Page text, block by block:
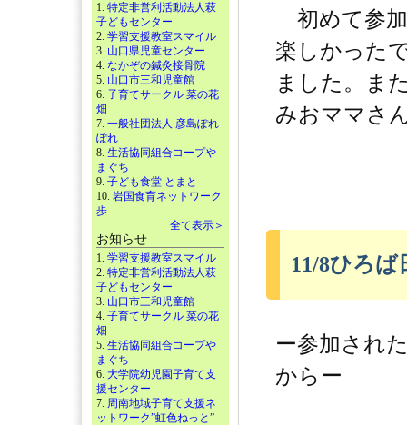
1. 特定非営利活動法人萩
子どもセンター
2. 学習支援教室スマイル
3. 山口県児童センター
4. なかぞの鍼灸接骨院
5. 山口市三和児童館
6. 子育てサークル 菜の花
畑
7. 一般社団法人 彦島ぽれ
ぽれ
8. 生活協同組合コープや
まぐち
9. 子ども食堂 とまと
10. 岩国食育ネットワーク
歩
全て表示＞
お知らせ
1. 学習支援教室スマイル
2. 特定非営利活動法人萩
子どもセンター
3. 山口市三和児童館
4. 子育てサークル 菜の花
畑
5. 生活協同組合コープや
まぐち
6. 大学院幼児園子育て支
援センター
7. 周南地域子育て支援ネ
ットワーク”虹色ねっと”
初めて参
楽しかった
ました。ま
みおママさ
11/8ひろば
ー参加され
からー